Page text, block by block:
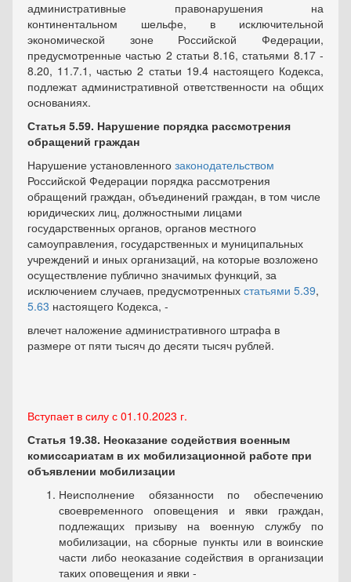
административные правонарушения на
континентальном шельфе, в исключительной
экономической зоне Российской Федерации,
предусмотренные частью 2 статьи 8.16, статьями 8.17 -
8.20, 11.7.1, частью 2 статьи 19.4 настоящего Кодекса,
подлежат административной ответственности на общих
основаниях.
Статья 5.59. Нарушение порядка рассмотрения
обращений граждан
Нарушение установленного законодательством
Российской Федерации порядка рассмотрения
обращений граждан, объединений граждан, в том числе
юридических лиц, должностными лицами
государственных органов, органов местного
самоуправления, государственных и муниципальных
учреждений и иных организаций, на которые возложено
осуществление публично значимых функций, за
исключением случаев, предусмотренных статьями 5.39,
5.63 настоящего Кодекса, -
влечет наложение административного штрафа в
размере от пяти тысяч до десяти тысяч рублей.
Вступает в силу с 01.10.2023 г.
Статья 19.38. Неоказание содействия военным
комиссариатам в их мобилизационной работе при
объявлении мобилизации
Неисполнение обязанности по обеспечению
своевременного оповещения и явки граждан,
подлежащих призыву на военную службу по
мобилизации, на сборные пункты или в воинские
части либо неоказание содействия в организации
таких оповещения и явки -